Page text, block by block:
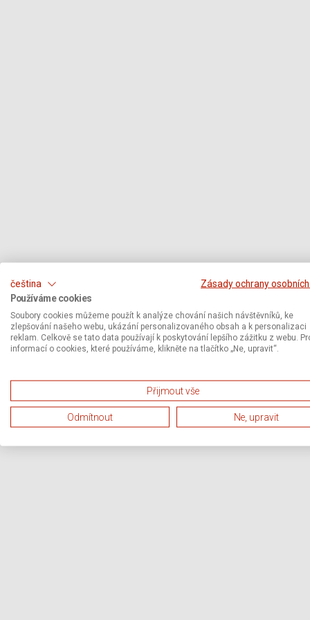
čeština
Zásady ochrany
Používáme cookies
Soubory cookies můžeme použít k analýze chování našich návštěvníků, ke
zlepšování našeho webu, ukázání personalizovaného obsah a k personalizaci
reklam. Celkově se tato data používají k poskytování lepšího zážitku z webu.
informací o cookies, které používáme, klikněte na tlačítko „Ne, upravit“.
Přijmout vše
Odmítnout Ne, upravit